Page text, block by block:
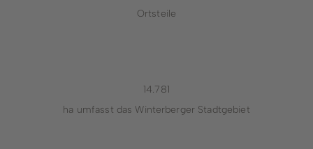
Ortsteile
14.795
ha umfasst das Winterberger Stadtgebiet